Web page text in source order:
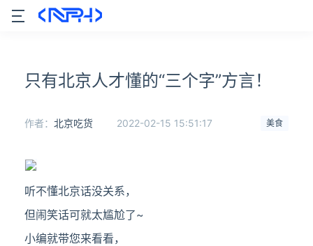
只有北京人才懂的“三个字”方言！
美食
作者： 北京吃货 2022-02-15 15:51:17
听不懂北京话没关系，
但闹笑话可就太尴尬了~
小编就带您来看看，